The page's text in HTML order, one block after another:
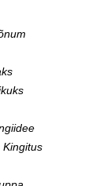
Kingitus